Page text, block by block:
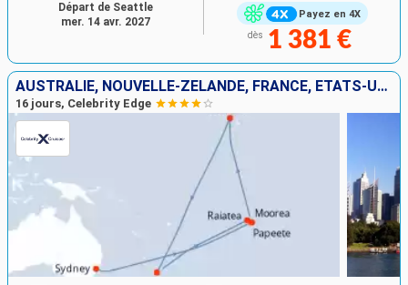
Payez en 4X
dès 1 381 €
Départ de Seattle
mer. 14 avr. 2027
AUSTRALIE, NOUVELLE-ZÉLANDE, FRANCE, ÉTATS-UNIS
16 jours, Celebrity Edge